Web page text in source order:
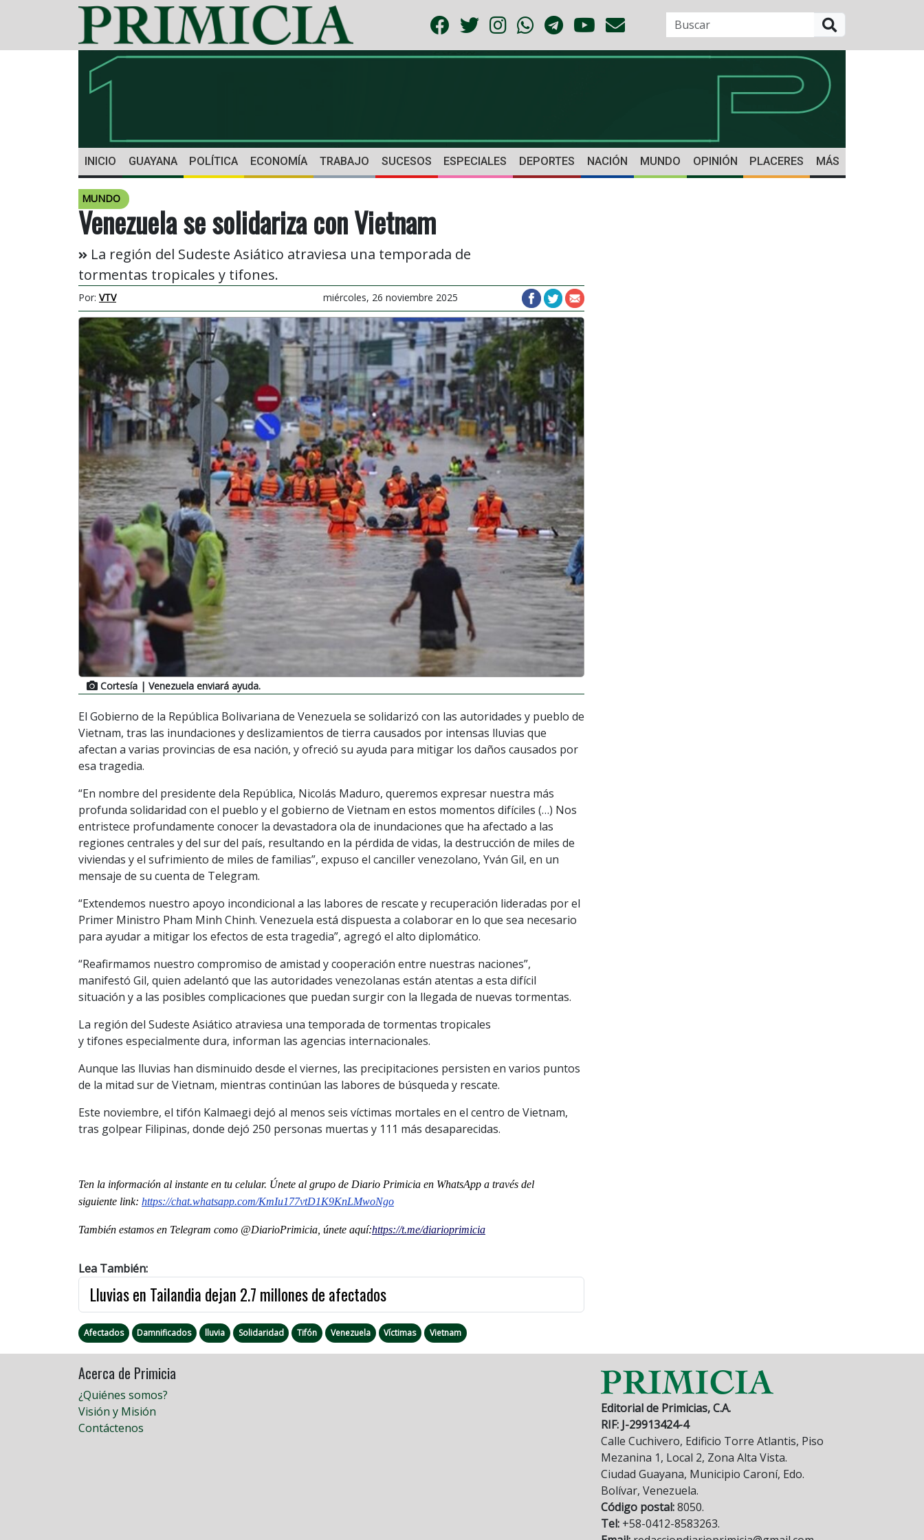
INICIO GUAYANA POLÍTICA ECONOMÍA TRABAJO SUCESOS ESPECIALES DEPORTES NACIÓN MUNDO OPINIÓN PLACERES MÁS
MUNDO
Venezuela se solidariza con Vietnam
La región del Sudeste Asiático atraviesa una temporada de
tormentas tropicales y tifones.
Por: VTV miércoles, 26 noviembre 2025
Cortesía | Venezuela enviará ayuda.
El Gobierno de la República Bolivariana de Venezuela se solidarizó con las autoridades y pueblo de
Vietnam, tras las inundaciones y deslizamientos de tierra causados por intensas lluvias que
afectan a varias provincias de esa nación, y ofreció su ayuda para mitigar los daños causados por
esa tragedia.
“En nombre del presidente dela República, Nicolás Maduro, queremos expresar nuestra más
profunda solidaridad con el pueblo y el gobierno de Vietnam en estos momentos difíciles (…) Nos
entristece profundamente conocer la devastadora ola de inundaciones que ha afectado a las
regiones centrales y del sur del país, resultando en la pérdida de vidas, la destrucción de miles de
viviendas y el sufrimiento de miles de familias”, expuso el canciller venezolano, Yván Gil, en un
mensaje de su cuenta de Telegram.
“Extendemos nuestro apoyo incondicional a las labores de rescate y recuperación lideradas por el
Primer Ministro Pham Minh Chinh. Venezuela está dispuesta a colaborar en lo que sea necesario
para ayudar a mitigar los efectos de esta tragedia”, agregó el alto diplomático.
“Reafirmamos nuestro compromiso de amistad y cooperación entre nuestras naciones”,
manifestó Gil, quien adelantó que las autoridades venezolanas están atentas a esta difícil
situación y a las posibles complicaciones que puedan surgir con la llegada de nuevas tormentas.
La región del Sudeste Asiático atraviesa una temporada de tormentas tropicales
y tifones especialmente dura, informan las agencias internacionales.
Aunque las lluvias han disminuido desde el viernes, las precipitaciones persisten en varios puntos
de la mitad sur de Vietnam, mientras continúan las labores de búsqueda y rescate.
Este noviembre, el tifón Kalmaegi dejó al menos seis víctimas mortales en el centro de Vietnam,
tras golpear Filipinas, donde dejó 250 personas muertas y 111 más desaparecidas.
Ten la información al instante en tu celular. Únete al grupo de Diario Primicia en WhatsApp a través del
siguiente link: https://chat.whatsapp.com/KmIu177vtD1K9KnLMwoNgo
También estamos en Telegram como @DiarioPrimicia, únete aquí:https://t.me/diarioprimicia
Lea También:
Lluvias en Tailandia dejan 2.7 millones de afectados
Afectados Damnificados lluvia Solidaridad Tifón Venezuela Víctimas Vietnam
Acerca de Primicia
¿Quiénes somos?
Visión y Misión
Contáctenos
Editorial de Primicias, C.A.
RIF: J-29913424-4
Calle Cuchivero, Edificio Torre Atlantis, Piso
Mezanina 1, Local 2, Zona Alta Vista.
Ciudad Guayana, Municipio Caroní, Edo.
Bolívar, Venezuela.
Código postal:8050.
Tel: +58-0412-8583263.